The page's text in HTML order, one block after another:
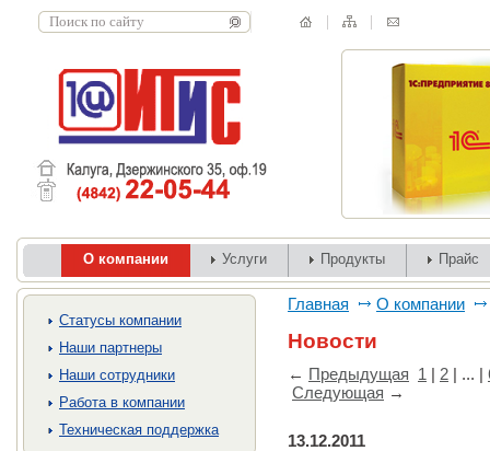
О компании Услуги Продукты Прайс
Cтатусы компании
Наши партнеры
Наши сотрудники
Работа в компании
Техническая поддержка
Главная О компании
Новости
← Предыдущая 1 | 2 | ... |
Следующая →
13.12.2011